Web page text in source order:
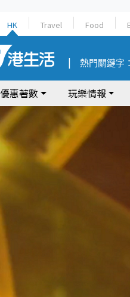
HK Travel Food
熱門關鍵字：
優惠著數 玩樂情報